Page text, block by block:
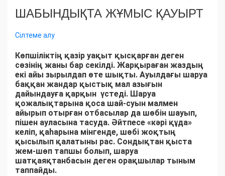
ШАБЫНДЫҚТА ЖҰМЫС ҚАУЫРТ
Сілтеме алу
Көпшіліктің қазір уақыт қысқарған деген
сөзінің жаны бар секілді. Жарқыраған жаздың
екі айы зырылдап өте шықты. Ауылдағы шаруа
баққан жандар қыстық мал азығын
дайындауға қарқын үстеді. Шаруа
қожалықтарына қоса шай-суын малмен
айырып отырған отбасылар да шөбін шауып,
пішен ауласына тасуда. Әйтпесе «кәрі құда»
келіп, қаһарына мінгенде, шөбі жоқтың
қысылып қалатыны рас. Сондықтан қыста
жем-шөп тапшы болып, шаруа
шатқаяқтанбасын деген орақшылар тыным
таппайды.